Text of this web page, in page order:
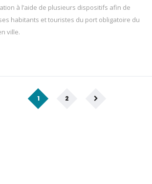
à l’aide de plusieurs dispositifs afin de
habitants et touristes du port obligatoire du
ville.
1 2